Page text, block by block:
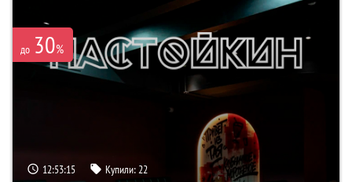
до 30%
12:53:14 Купили:22